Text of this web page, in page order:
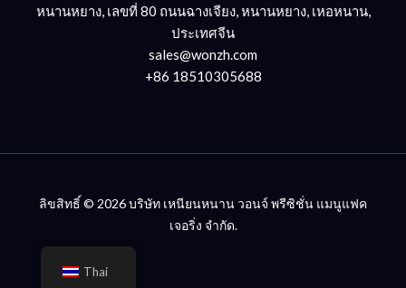
หนานหยาง, เลขที่ 80 ถนนฉางเจียง, หนานหยาง, เหอหนาน,
ประเทศจีน
sales@wonzh.com
+86 18510305688
ลิขสิทธิ์ © 2026 บริษัท เหนียนหนาน วอนจ์ พรีซิชั่น แมนูแฟค
เจอริ่ง จำกัด.
Thai